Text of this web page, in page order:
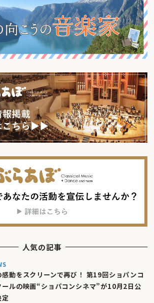
人気の記事
感動をスクリーンで再び！ 第19回ショパンコ
ールの映画“ショパコンシネマ”が10月2日公
定